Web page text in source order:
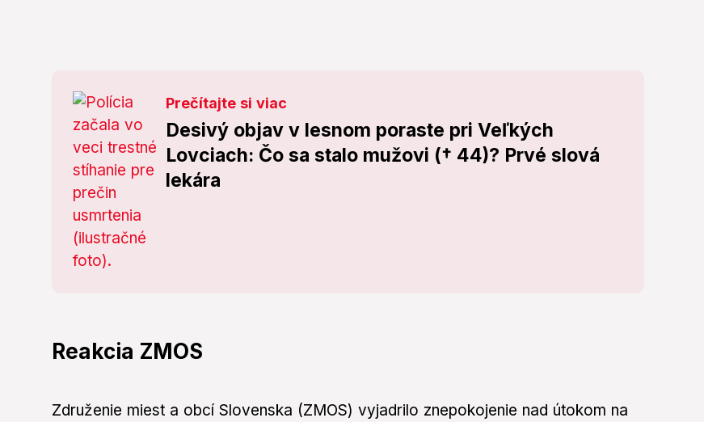
Prečítajte si viac
Desivý objav v lesnom poraste pri Veľkých
Lovciach: Čo sa stalo mužovi († 44)? Prvé slová
lekára
Reakcia ZMOS
Združenie miest a obcí Slovenska (ZMOS) vyjadrilo znepokojenie nad útokom na